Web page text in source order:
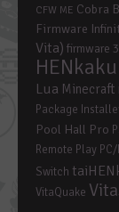
CFW ME Cobra
Firmware
Vita) firmware
HENkaku
Lua Minecraft
Package
Pool Hall Pro
Remote Play PC/
Switch
VitaQuake